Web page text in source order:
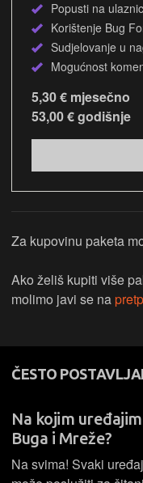
Popusti na
Korištenje Bug
Sudjelovanje u
Mogućnost
5,30 € mjesečno
53,00 € godišnje
Za kupovinu paketa
Ako želiš kupiti više
molimo javi se na
ČESTO
Na kojim
Buga i Mreže?
Na svima! Svaki